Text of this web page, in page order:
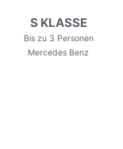
S KLASSE
Bis zu 3 Personen
Mercedes Benz